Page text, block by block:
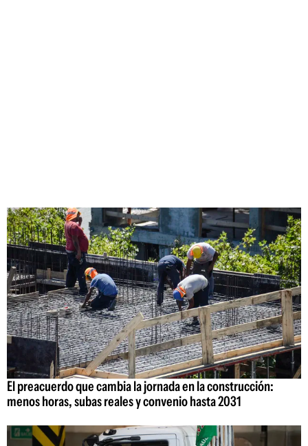
El preacuerdo que cambia la jornada en la construcción:
menos horas, subas reales y convenio hasta 2031